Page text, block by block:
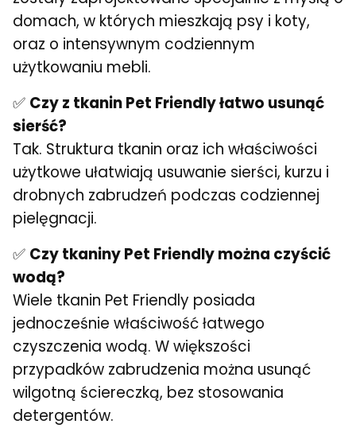
domach, w których mieszkają psy i koty,
oraz o intensywnym codziennym
użytkowaniu mebli.
✅ Czy z tkanin Pet Friendly łatwo usunąć
sierść?
Tak. Struktura tkanin oraz ich właściwości
użytkowe ułatwiają usuwanie sierści, kurzu i
drobnych zabrudzeń podczas codziennej
pielęgnacji.
✅ Czy tkaniny Pet Friendly można czyścić
wodą?
Wiele tkanin Pet Friendly posiada
jednocześnie właściwość łatwego
czyszczenia wodą. W większości
przypadków zabrudzenia można usunąć
wilgotną ściereczką, bez stosowania
detergentów.